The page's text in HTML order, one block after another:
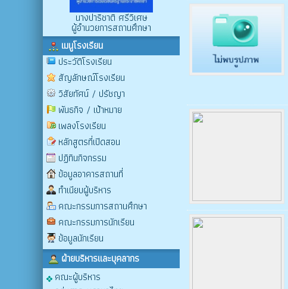
นางปาริชาติ ศรีวิเศษ
ผู้อำนวยการสถานศึกษา
เมนูโรงเรียน
ประวัติโรงเรียน
สัญลักษณ์โรงเรียน
วิสัยทัศน์ / ปรัชญา
พันธกิจ / เป้าหมาย
เพลงโรงเรียน
หลักสูตรที่เปิดสอน
ปฏิทินกิจกรรม
ข้อมูลอาคารสถานที่
ทำเนียบผู้บริหาร
คณะกรรมการสถานศึกษา
คณะกรรมการนักเรียน
ข้อมูลนักเรียน
ฝ่ายบริหารและบุคลากร
คณะผู้บริหาร